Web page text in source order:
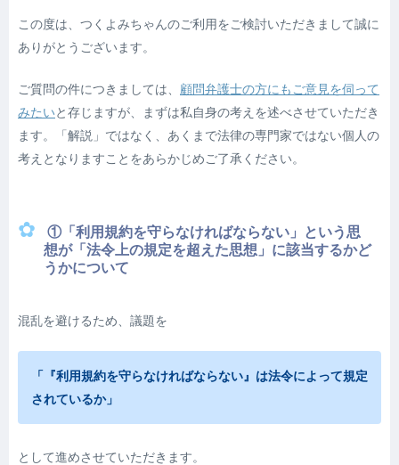
この度は、つくよみちゃんのご利用をご検討いただきまして誠に
ありがとうございます。
ご質問の件につきましては、 顧問弁護士の方にもご意見を伺って
みたいと存じますが、まずは私自身の考えを述べさせていただき
ます。「解説」ではなく、あくまで法律の専門家ではない個人の
考えとなりますことをあらかじめご了承ください。
①「利用規約を守らなければならない」という思
想が「法令上の規定を超えた思想」に該当するかど
うかについて
混乱を避けるため、議題を
「『利用規約を守らなければならない』は法令によって規定
されているか」
として進めさせていただきます。